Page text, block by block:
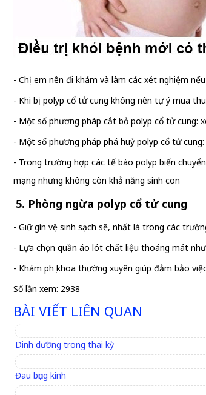
- Chị em nên đi khám và làm các xét nghiệm
- Khi bị polyp cổ tử cung không nên tự ý mua
- Một số phương pháp cắt bỏ polyp cổ tử cung:
- Một số phương pháp phá huỷ polyp cổ tử
- Trong trường hợp các tế bào polyp biến
mạng nhưng không còn khả năng sinh con
5. Phòng ngừa polyp cổ tử cung
- Giữ gìn vệ sinh sạch sẽ, nhất là trong các
- Lựa chọn quần áo lót chất liệu thoáng mát
- Khám phụ khoa thường xuyên giúp đảm bảo
Số lần xem: 2938
BÀI VIẾT LIÊN QUAN
Dinh dưỡng trong thai kỳ
Đau bụng kinh